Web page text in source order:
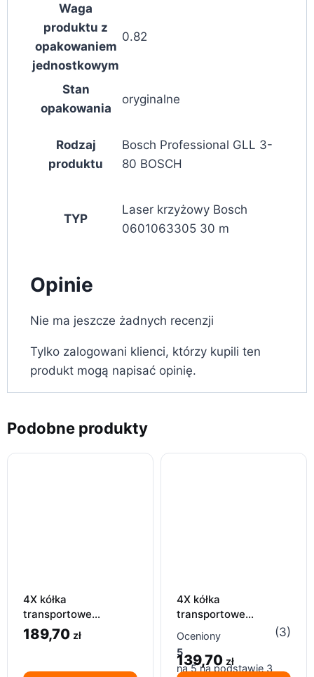
Waga
produktu z
opakowaniem
jednostkowym
0.82
Stan
opakowania
oryginalne
Rodzaj
produktu
Bosch Professional GLL 3-
80 BOSCH
TYP
Laser krzyżowy Bosch
0601063305 30 m
Opinie
Nie ma jeszcze żadnych recenzji
Tylko zalogowani klienci, którzy kupili ten
produkt mogą napisać opinię.
Podobne produkty
4X kółka
transportowe
obrotowe, koła
100MM 460KG z
189,70 zł
4X kółka
transportowe
obrotowe, koła, 75MM
400KG z hamulcem
Oceniony
5
na 5 na podstawie 3
(3)
139,70 zł